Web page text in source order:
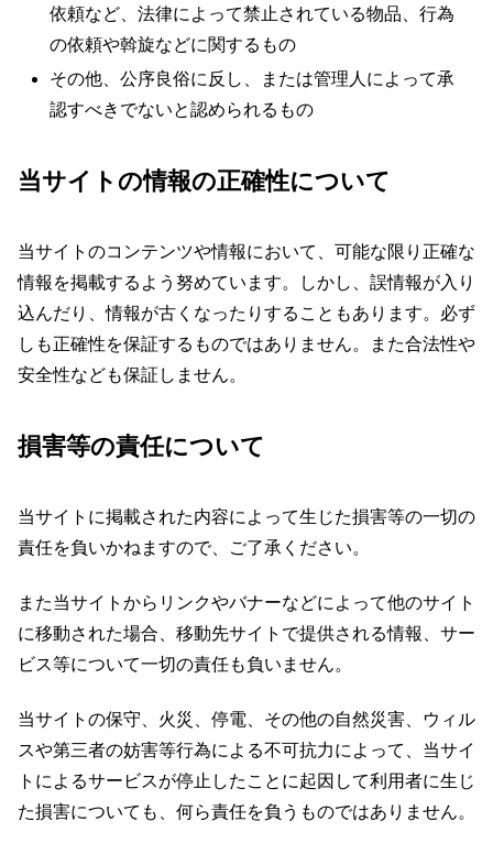
依頼など、法律によって禁止されている物品、行為
の依頼や斡旋などに関するもの
その他、公序良俗に反し、または管理人によって承
認すべきでないと認められるもの
当サイトの情報の正確性について
当サイトのコンテンツや情報において、可能な限り正確な
情報を掲載するよう努めています。しかし、誤情報が入り
込んだり、情報が古くなったりすることもあります。必ず
しも正確性を保証するものではありません。また合法性や
安全性なども保証しません。
損害等の責任について
当サイトに掲載された内容によって生じた損害等の一切の
責任を負いかねますので、ご了承ください。
また当サイトからリンクやバナーなどによって他のサイト
に移動された場合、移動先サイトで提供される情報、サー
ビス等について一切の責任も負いません。
当サイトの保守、火災、停電、その他の自然災害、ウィル
スや第三者の妨害等行為による不可抗力によって、当サイ
トによるサービスが停止したことに起因して利用者に生じ
た損害についても、何ら責任を負うものではありません。